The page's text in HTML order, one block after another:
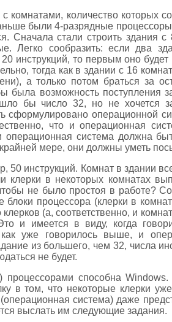
количество которых
были 4-разрядные
Сначала стали строить здания
Легко сообразить: если два
инструкций, то первым оно
тогда как в здании с 16
а только потом браться за
была возможность поступления
бы число 32, но не хочется
сформулировано операционной
что и операционная
система должна
мере, они должны уметь
инструкций. Комнат в здании
клерки в некоторых комнатах
не было простоя в работе?
блоки процессора (клерки в
клерков (а, соответственно, и
и имеется в виду, когда
уже говорилось выше, и
из большего, чем 32, числа
не будет.
процессорами способна
в том, что некоторые клерки
система) даже
выслать им следующие задания.